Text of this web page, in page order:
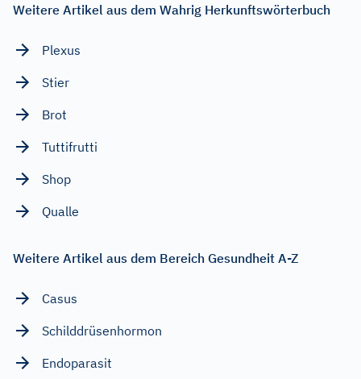
Weitere Artikel aus dem Wahrig Herkunftswörterbuch
Plexus
Stier
Brot
Tuttifrutti
Shop
Qualle
Weitere Artikel aus dem Bereich Gesundheit A-Z
Casus
Schilddrüsenhormon
Endoparasit